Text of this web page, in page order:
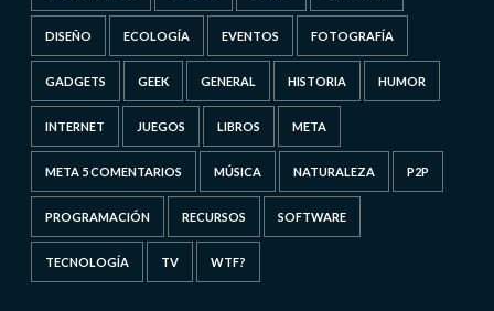
DISEÑO ECOLOGÍA EVENTOS FOTOGRAFÍA
GADGETS GEEK GENERAL HISTORIA HUMOR
INTERNET JUEGOS LIBROS META
META 5 COMENTARIOS MÚSICA NATURALEZA P2P
PROGRAMACIÓN RECURSOS SOFTWARE
TECNOLOGÍA TV WTF?